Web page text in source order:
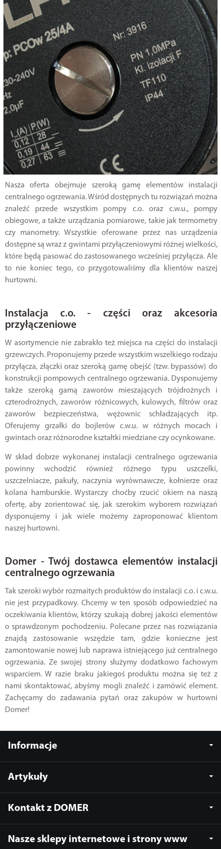
Nasza oferta obejmuje szeroką gamę elementów instalacji
centralnego ogrzewania. Wśród dostępnych tu rozwiązań można
znaleźć przede wszystkim pompy c.o. oraz c.w.u., pompy
obiegowe, a także urządzania pomiarowe, takie jak termometry
czy manometry. Wszystkie oferowane przez nas urządzenia
dostępne są wraz z gwintami przyłączeniowymi różnej wielkości,
które będą pasować do zastosowanego wcześniej przyłącza. Ale
to nie koniec tego, co przygotowaliśmy dla klientów naszej
hurtowni.
Instalacja c.o. - części oraz akcesoria
przyłączeniowe
W asortymencie nie zabrakło też miejsca na części do instalacji
grzewczych. Proponujemy przede wszystkim wszelkiego rodzaju
przyłącza, złączki oraz szeroką gamę obejść (tzw. bypassów) do
konstrukcji pompowych centralnego ogrzewania. Dysponujemy
także szeroką gamą zaworów mieszających trójdrożnych i
czterodrożnych, zaworów różnicowych, kulowych, filtrów oraz
zaworów bezpieczeństwa, wężownic schładzających itp.
Oferujemy grzałki do bojlerów c.w.u. w różnych mocach i
gwintach oraz różnorodne kształtki miedziane czy ocynkowane.
W skład dobrze wykonanej instalacji centralnego ogrzewania
powinny wchodzić również różnego typu uszczelki,
uszczelniacze, pakuły, naczynia wyrównawcze, kołnierze oraz
kolana hamburskie. Wystarczy choćby rzucić okiem na naszą
ofertę, aby zorientować się, jak szerokim wyborem rozwiązań
dysponujemy i jak wiele możemy zaproponować klientom
naszej hurtowni.
Domer - Twój dostawca elementów instalacji
centralnego ogrzewania
Tak szeroki wybór rozmaitych produktów do instalacji c.o. i c.w.u.
nie jest przypadkowy. Chcemy w ten sposób odpowiedzieć na
oczekiwania klientów, którzy szukają dobrej jakości elementów
o sprawdzonym pochodzeniu. Polecane przez nas rozwiązania
znajdą zastosowanie wszędzie tam, gdzie konieczne jest
zamontowanie nowej lub naprawa istniejącego już centralnego
ogrzewania. Ze swojej strony służymy dodatkowo fachowym
wsparciem. W razie braku jakiegoś produktu można się też z
nami skontaktować, abyśmy mogli znaleźć i zamówić element.
Zachęcamy do zadawania pytań oraz zakupów w hurtowni
Domer!
Informacje
Artykuły
Kontakt z DOMER
Nasze sklepy internetowe i strony www